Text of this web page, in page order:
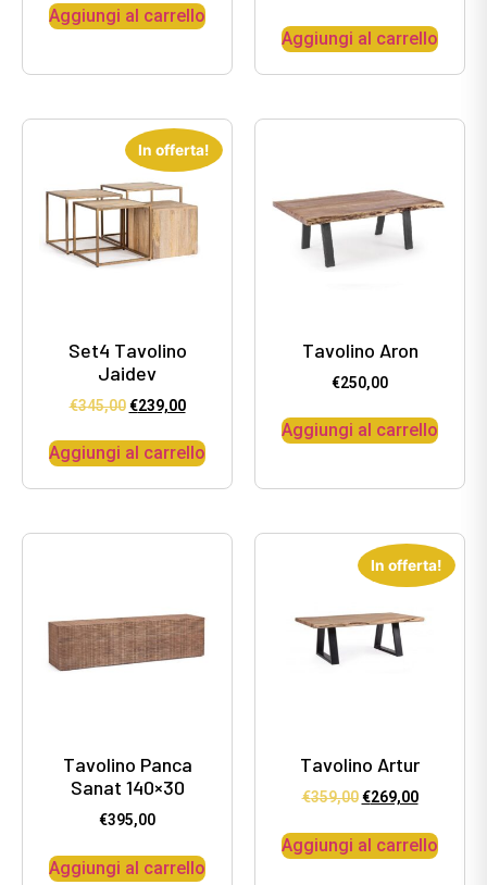
Aggiungi al carrello
Aggiungi al carrello
In offerta!
Set4 Tavolino
Jaidev
€345,00 €239,00
Aggiungi al carrello
Tavolino Aron
€250,00
Aggiungi al carrello
Tavolino Panca
Sanat 140×30
€395,00
Aggiungi al carrello
In offerta!
Tavolino Artur
€359,00 €269,00
Aggiungi al carrello